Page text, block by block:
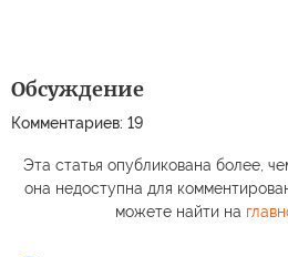
Обсуждение
Комментариев: 19
Эта статья опубликована более,
она недоступна для
можете найти на